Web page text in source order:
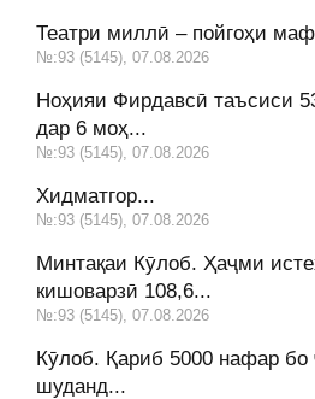
Театри миллӣ – пойгоҳи
№:93 (5145), 07.08.2026
Ноҳияи Фирдавсӣ таъсиси
дар 6 моҳ...
№:93 (5145), 07.08.2026
Хидматгор...
№:93 (5145), 07.08.2026
Минтақаи Кӯлоб. Ҳаҷми
кишоварзӣ 108,6...
№:93 (5145), 07.08.2026
Кӯлоб. Қариб 5000 нафар бо
шуданд...